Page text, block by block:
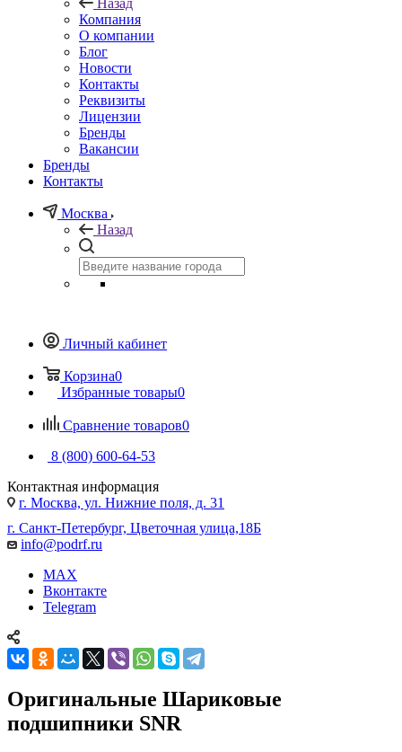
Компания
О компании
Блог
Новости
Контакты
Реквизиты
Лицензии
Бренды
Вакансии
Бренды
Контакты
Москва
Назад
Личный кабинет
Корзина0
Избранные товары0
Сравнение товаров0
8 (800) 600-64-53
Контактная информация
г. Москва, ул. Нижние поля, д. 31
г. Санкт-Петербург, Цветочная улица,18Б
info@podrf.ru
MAX
Вконтакте
Telegram
Оригинальные Шариковые
подшипники SNR